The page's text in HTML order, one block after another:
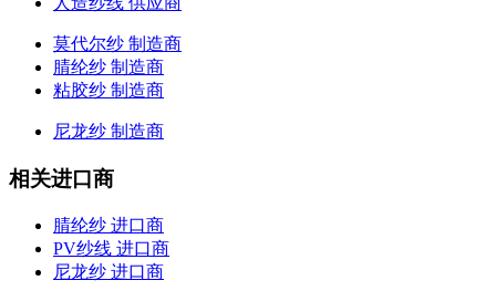
莫代尔纱 制造商
腈纶纱 制造商
粘胶纱 制造商
尼龙纱 制造商
相关进口商
腈纶纱 进口商
PV纱线 进口商
尼龙纱 进口商